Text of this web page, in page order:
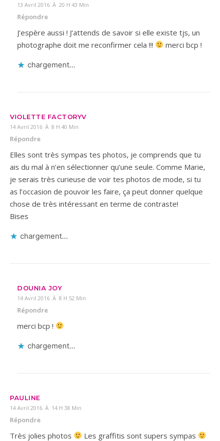
13 Avril 2016 À 20 H 43 Min
Répondre
J’espère aussi ! J’attends de savoir si elle existe tjs, un
photographe doit me reconfirmer cela !!!
merci bcp !
chargement…
VIOLETTE FACTORYV
14 Avril 2016 À 8 H 40 Min
Répondre
Elles sont très sympas tes photos, je comprends que tu
ais du mal à n’en sélectionner qu’une seule. Comme Marie,
je serais très curieuse de voir tes photos de mode, si tu
as l’occasion de pouvoir les faire, ça peut donner quelque
chose de très intéressant en terme de contraste!
Bises
chargement…
DOUNIA JOY
14 Avril 2016 À 8 H 52 Min
Répondre
merci bcp !
chargement…
PAULINE
14 Avril 2016 À 14 H 38 Min
Répondre
Très jolies photos Les graffitis sont supers sympas